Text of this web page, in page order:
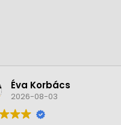
Éva Korbács
2026-08-03